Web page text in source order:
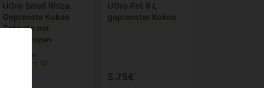
UGro Small Rhiza.
Gepresste Kokos
Tablette mit
mykorrhizen
Ausverkauft
(8)
UGro Pot 9 L
gepresster Kokos
5.75€